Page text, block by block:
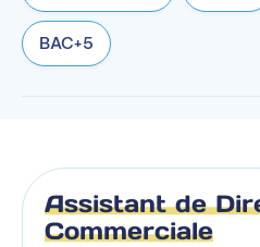
BAC+5
Assistant de
Commerciale